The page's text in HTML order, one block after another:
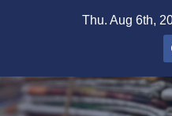
Thu. Aug 6th,